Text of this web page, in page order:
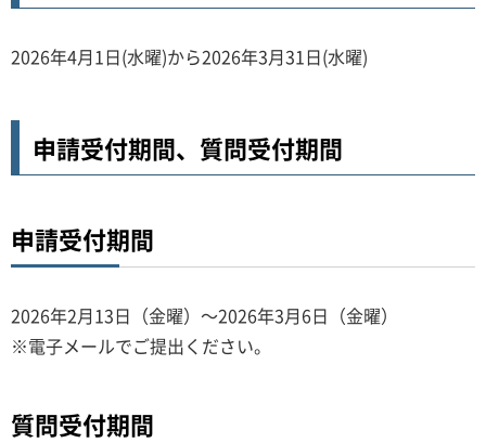
2026年4月1日(水曜)から2026年3月31日(水曜)
申請受付期間、質問受付期間
申請受付期間
2026年2月13日（金曜）～2026年3月6日（金曜）
※電子メールでご提出ください。
質問受付期間